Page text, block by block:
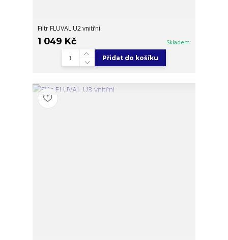
Filtr FLUVAL U2 vnitřní
1 049 Kč Skladem
Přidat do košíku